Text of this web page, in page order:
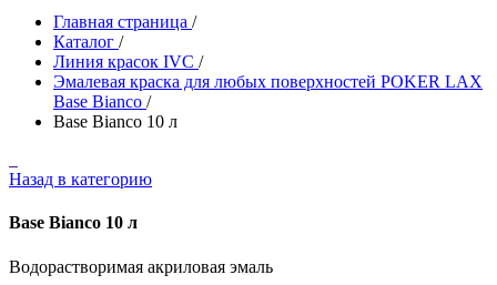
Главная страница /
Каталог /
Линия красок IVC /
Эмалевая краска для любых поверхностей POKER LAX
Base Bianco /
Base Bianco 10 л
Назад в категорию
Base Bianco 10 л
Водорастворимая акриловая эмаль